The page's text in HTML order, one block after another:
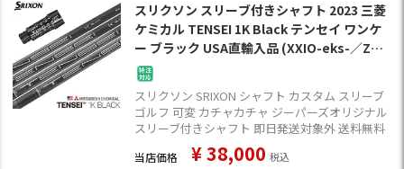
スリクソン スリーブ付きシャフト 2023 三菱
ケミカル TENSEI 1K Black テンセイ ワンケ
ー ブラック USA直輸入品 (XXIO-eks-／ZX7,
5／Z785／Z765／Z565／Z945／Z745／Z54
5)
スリクソン SRIXON シャフト カスタム スリーブ
ゴルフ 可変 カチャカチャ ジーパーズオリジナル
スリーブ付きシャフト 即日発送対象外 送料無料
当店価格 ¥38,000 税込